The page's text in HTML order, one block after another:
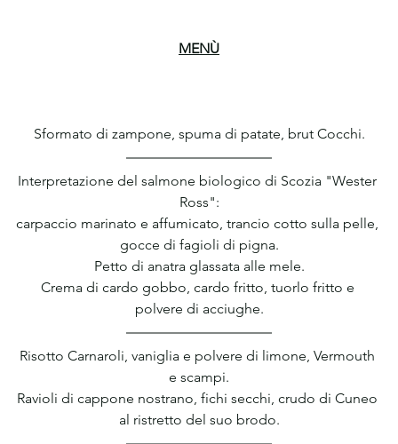
MENÙ
Sformato di zampone, spuma di patate, brut Cocchi.
Interpretazione del salmone biologico di Scozia "Wester
Ross":
carpaccio marinato e affumicato, trancio cotto sulla pelle,
gocce di fagioli di pigna.
Petto di anatra glassata alle mele.
Crema di cardo gobbo, cardo fritto, tuorlo fritto e
polvere di acciughe.
Risotto Carnaroli, vaniglia e polvere di limone, Vermouth
e scampi.
Ravioli di cappone nostrano, fichi secchi, crudo di Cuneo
al ristretto del suo brodo.